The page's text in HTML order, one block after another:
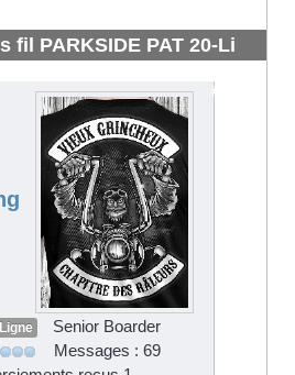
fil PARKSIDE PAT 20-Li
#4299
Senior Boarder
Messages : 69